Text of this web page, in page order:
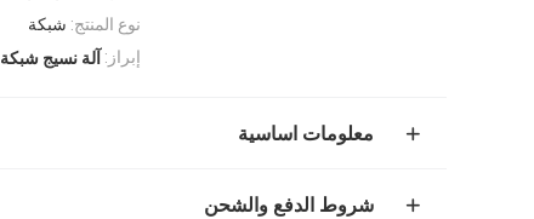
نوع المنتج: شبكة
إبراز: آلة نسيج
معلومات اساسية
شروط الدفع والشحن